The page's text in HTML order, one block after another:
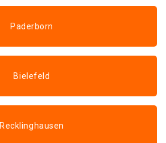
Paderborn
Bielefeld
Recklinghausen